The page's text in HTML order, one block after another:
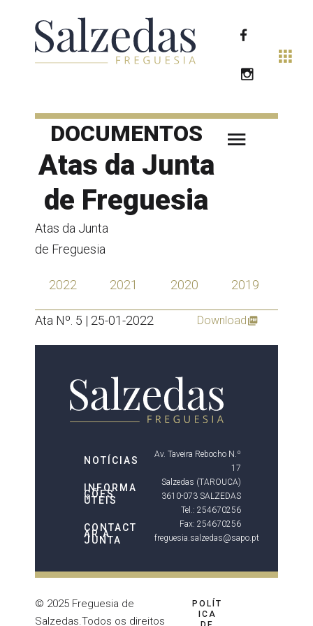
DOCUMENTOS
Atas da Junta
de Freguesia
Atas da Junta
de Freguesia
2022 2021 2020 2019
Ata Nº. 5 | 25-01-2022 Download
NOTÍCIAS
INFORMA
ÇÕES
ÚTEIS
CONTACT
AR A
JUNTA
Av. Taveira Rebocho N.º
17
Salzedas (TAROUCA)
3610-073 SALZEDAS
Tel.: 254670256
Fax: 254670256
freguesia.salzedas@sapo.pt
© 2025 Freguesia de
Salzedas.Todos os direitos
POLÍT
ICA